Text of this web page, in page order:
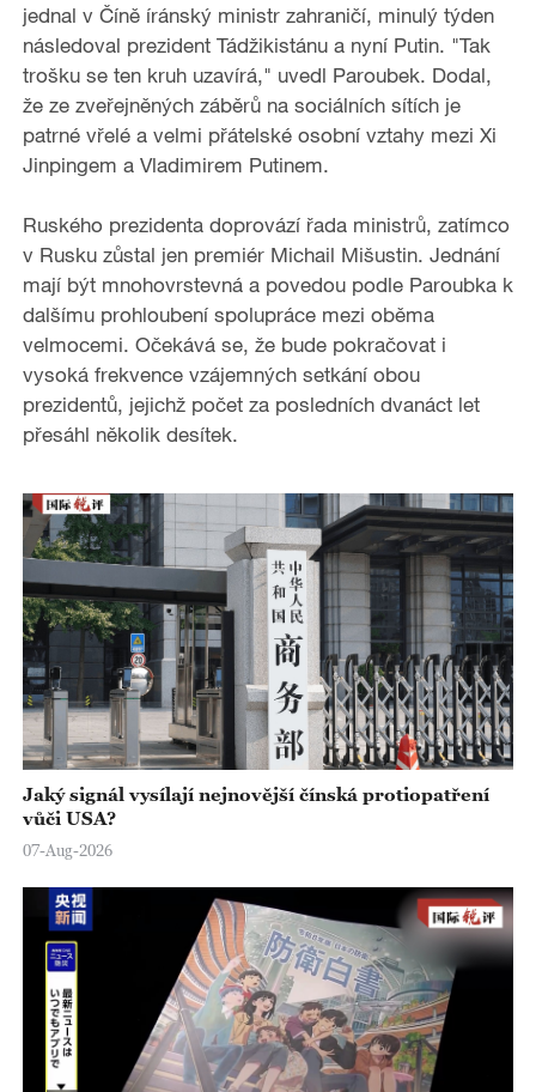
o
jednal v Číně íránský ministr zahraničí, minulý týden
následoval prezident Tádžikistánu a nyní Putin. "Tak
trošku se ten kruh uzavírá," uvedl Paroubek. Dodal,
že ze zveřejněných záběrů na sociálních sítích je
patrné vřelé a velmi přátelské osobní vztahy mezi Xi
Jinpingem a Vladimirem Putinem.
Ruského prezidenta doprovází řada ministrů, zatímco
v Rusku zůstal jen premiér Michail Mišustin. Jednání
mají být mnohovrstevná a povedou podle Paroubka k
dalšímu prohloubení spolupráce mezi oběma
velmocemi. Očekává se, že bude pokračovat i
vysoká frekvence vzájemných setkání obou
prezidentů, jejichž počet za posledních dvanáct let
přesáhl několik desítek.
Jaký signál vysílají nejnovější čínská protiopatření
vůči USA?
07-Aug-2026